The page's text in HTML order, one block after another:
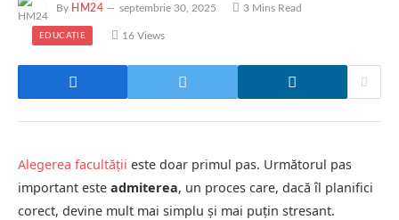
By HM24 septembrie 30, 2025 3 Mins Read
EDUCAȚIE 16Views
Alegerea facultății este doar primul pas. Următorul pas
important este admiterea, un proces care, dacă îl planifici
corect, devine mult mai simplu și mai puțin stresant.